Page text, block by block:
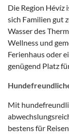
Die Region Hévíz
sich Familien gut
Wasser des
Wellness und
Ferienhaus oder
genügend Platz
Mit
bestens für